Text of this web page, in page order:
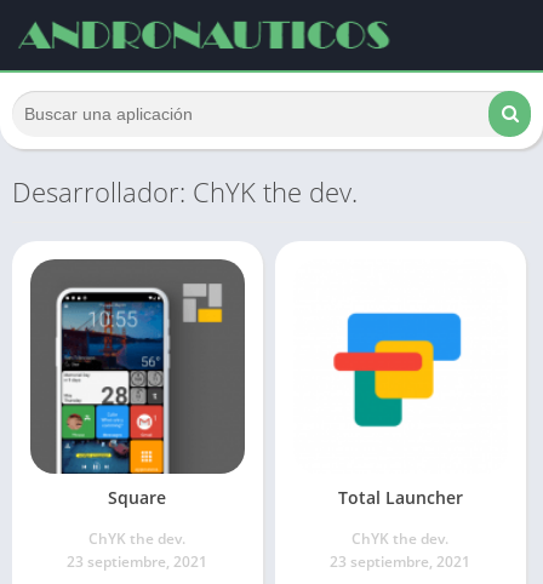
Desarrollador: ChYK the dev.
Square
ChYK the dev.
23 septiembre, 2021
Total Launcher
ChYK the dev.
23 septiembre, 2021